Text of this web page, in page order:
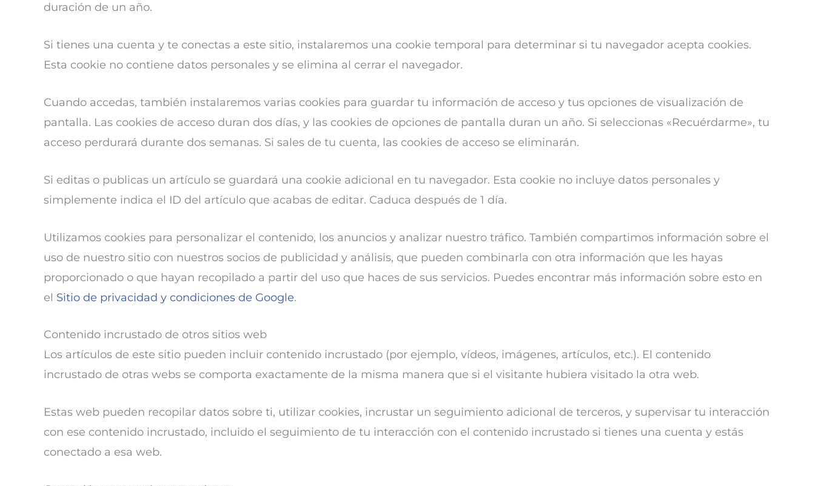
duración de un año.
Si tienes una cuenta y te conectas a este sitio, instalaremos una cookie temporal para determinar si tu navegador acepta cookies.
Esta cookie no contiene datos personales y se elimina al cerrar el navegador.
Cuando accedas, también instalaremos varias cookies para guardar tu información de acceso y tus opciones de visualización de
pantalla. Las cookies de acceso duran dos días, y las cookies de opciones de pantalla duran un año. Si seleccionas «Recuérdarme», tu
acceso perdurará durante dos semanas. Si sales de tu cuenta, las cookies de acceso se eliminarán.
Si editas o publicas un artículo se guardará una cookie adicional en tu navegador. Esta cookie no incluye datos personales y
simplemente indica el ID del artículo que acabas de editar. Caduca después de 1 día.
Utilizamos cookies para personalizar el contenido, los anuncios y analizar nuestro tráfico. También compartimos información sobre el
uso de nuestro sitio con nuestros socios de publicidad y análisis, que pueden combinarla con otra información que les hayas
proporcionado o que hayan recopilado a partir del uso que haces de sus servicios. Puedes encontrar más información sobre esto en
el Sitio de privacidad y condiciones de Google.
Contenido incrustado de otros sitios web
Los artículos de este sitio pueden incluir contenido incrustado (por ejemplo, vídeos, imágenes, artículos, etc.). El contenido
incrustado de otras webs se comporta exactamente de la misma manera que si el visitante hubiera visitado la otra web.
Estas web pueden recopilar datos sobre ti, utilizar cookies, incrustar un seguimiento adicional de terceros, y supervisar tu interacción
con ese contenido incrustado, incluido el seguimiento de tu interacción con el contenido incrustado si tienes una cuenta y estás
conectado a esa web.